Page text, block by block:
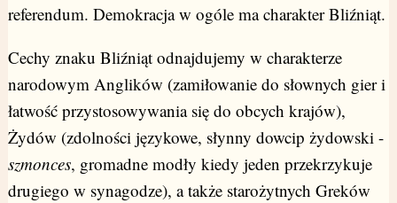
referendum. Demokracja w ogóle ma charakter Bliźniąt.
Cechy znaku Bliźniąt odnajdujemy w charakterze
narodowym Anglików (zamiłowanie do słownych gier i
łatwość przystosowywania się do obcych krajów),
Żydów (zdolności językowe, słynny dowcip żydowski -
szmonces, gromadne modły kiedy jeden przekrzykuje
drugiego w synagodze), a także starożytnych Greków